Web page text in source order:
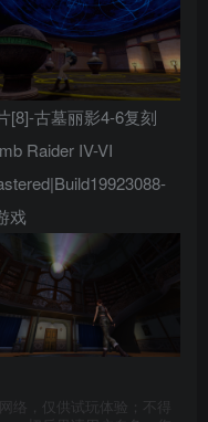
络，仅供试玩体验；不得